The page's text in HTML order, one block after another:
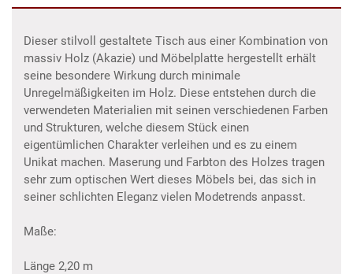
Dieser stilvoll gestaltete Tisch aus einer Kombination von
massiv Holz (Akazie) und Möbelplatte hergestellt erhält
seine besondere Wirkung durch minimale
Unregelmäßigkeiten im Holz. Diese entstehen durch die
verwendeten Materialien mit seinen verschiedenen Farben
und Strukturen, welche diesem Stück einen
eigentümlichen Charakter verleihen und es zu einem
Unikat machen. Maserung und Farbton des Holzes tragen
sehr zum optischen Wert dieses Möbels bei, das sich in
seiner schlichten Eleganz vielen Modetrends anpasst.
Maße:
Länge 2,20 m